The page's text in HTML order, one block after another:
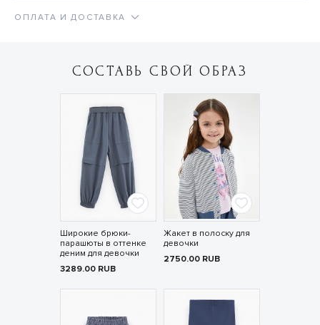
ОПЛАТА И ДОСТАВКА
СОСТАВЬ СВОЙ ОБРАЗ
Широкие брюки-
парашюты в оттенке
деним для девочки
3289.00 RUB
Жакет в полоску для
девочки
2750.00 RUB